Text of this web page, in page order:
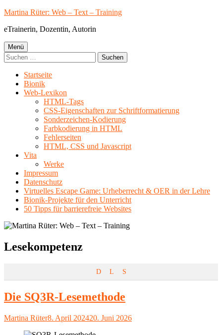
Springe
Inhalt
Martina Rüter: Web – Text – Training
eTrainerin, Dozentin, Autorin
Primäres
Menü
Menü
Suchen
nach:
Startseite
Bionik
Web-Lexikon
HTML-Tags
CSS-Eigenschaften zur Schriftformatierung
Sonderzeichen-Kodierung
Farbkodierung in HTML
Fehlerseiten
HTML, CSS und Javascript
Vita
Werke
Impressum
Datenschutz
Virtuelles Escape Game: Urheberrecht & OER in der Lehre
Bionik-Projekte für den Unterricht
50 Tipps für barrierefreie Websites
Schlagwort:
Lesekompetenz
D L S
Die SQ3R-Lesemethode
Autor
Martina RüterVeröffentlicht
8. April 202420. Juni 2026